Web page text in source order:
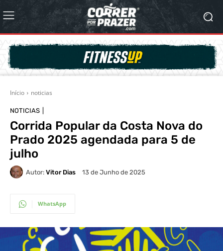
Início noticias
NOTICIAS
Corrida Popular da Costa Nova do
Prado 2025 agendada para 5 de
julho
Autor: Vitor Dias 13 de Junho de 2025
WhatsApp